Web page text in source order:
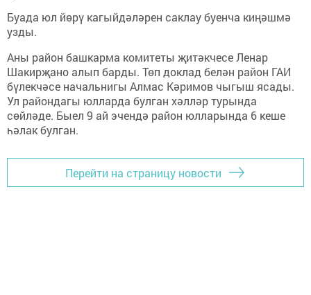
Буада юл йөрү кагыйдәләрен саклау буенча киңәшмә
узды.
Аны район башкарма комитеты җитәкчесе Ленар
Шакирҗано алып барды. Төп доклад белән район ГАИ
бүлекчәсе начальнигы Алмас Кәримов чыгыш ясады.
Ул райондагы юлларда булган хәлләр турында
сөйләде. Быел 9 ай эчендә район юлларында 6 кеше
һәлак булган.
Перейти на страницу новости